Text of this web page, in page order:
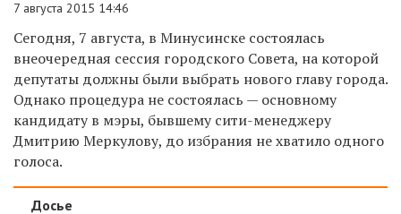
7 августа 2015 14:46
Сегодня, 7 августа, в Минусинске состоялась
внеочередная сессия городского Совета, на которой
депутаты должны были выбрать нового главу города.
Однако процедура не состоялась — основному
кандидату в мэры, бывшему сити-менеджеру
Дмитрию Меркулову, до избрания не хватило одного
голоса.
Досье